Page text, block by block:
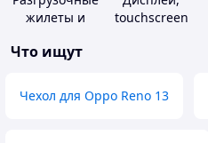
жилеты и
без плит
touchscreen
Что ищут
Чехол для Oppo Reno 13